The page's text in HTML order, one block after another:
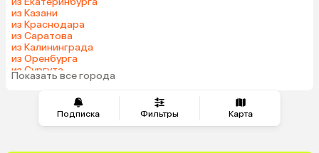
Подписка Фильтры Карта
Узбекистан
Катар
Гонконг
Куба
Венгрия
из Казани
из Краснодара
из Саратова
из Калининграда
из Оренбурга
из Сургута
из Волгограда
Показать все города